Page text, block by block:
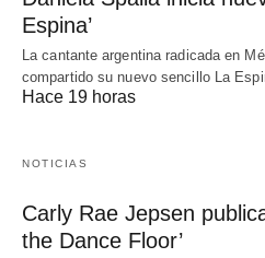
Espina’
La cantante argentina radicada en
compartido su nuevo sencillo La
Hace 19 horas
NOTICIAS
Carly Rae Jepsen
the Dance Floor’